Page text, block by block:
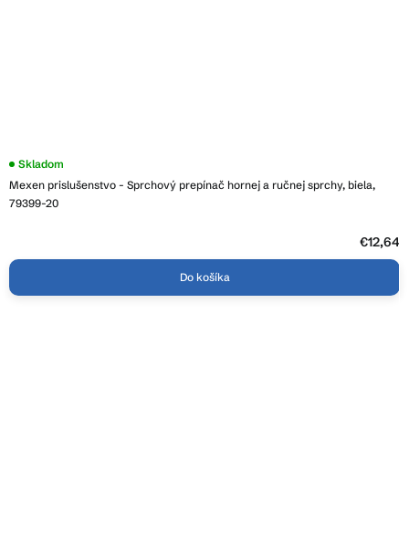
Mexen prislušenstvo - Sprchový prepínač hornej a ručnej sprchy, biela,
79399-20
Skladom
€12,64
Do košíka